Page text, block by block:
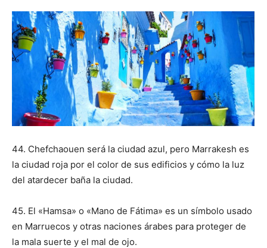
44. Chefchaouen será la ciudad azul, pero Marrakesh es
la ciudad roja por el color de sus edificios y cómo la luz
del atardecer baña la ciudad.
45. El «Hamsa» o «Mano de Fátima» es un símbolo usado
en Marruecos y otras naciones árabes para proteger de
la mala suerte y el mal de ojo.